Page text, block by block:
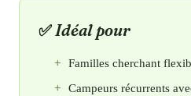
Idéal pour
Familles cherchant
Campeurs récurrents